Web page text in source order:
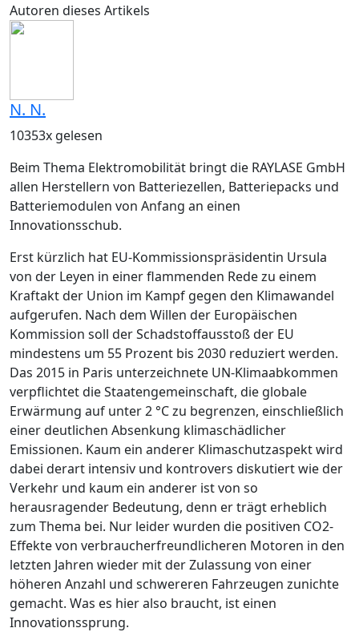
Autoren dieses Artikels
N. N.
10353x gelesen
Beim Thema Elektromobilität bringt die RAYLASE GmbH
allen Herstellern von Batteriezellen, Batteriepacks und
Batteriemodulen von Anfang an einen
Innovationsschub.
Erst kürzlich hat EU-Kommissionspräsidentin Ursula
von der Leyen in einer flammenden Rede zu einem
Kraftakt der Union im Kampf gegen den Klimawandel
aufgerufen. Nach dem Willen der Europäischen
Kommission soll der Schadstoffausstoß der EU
mindestens um 55 Prozent bis 2030 reduziert werden.
Das 2015 in Paris unterzeichnete UN-Klimaabkommen
verpflichtet die Staatengemeinschaft, die globale
Erwärmung auf unter 2 °C zu begrenzen, einschließlich
einer deutlichen Absenkung klimaschädlicher
Emissionen. Kaum ein anderer Klimaschutzaspekt wird
dabei derart intensiv und kontrovers diskutiert wie der
Verkehr und kaum ein anderer ist von so
herausragender Bedeutung, denn er trägt erheblich
zum Thema bei. Nur leider wurden die positiven CO2-
Effekte von verbraucherfreundlicheren Motoren in den
letzten Jahren wieder mit der Zulassung von einer
höheren Anzahl und schwereren Fahrzeugen zunichte
gemacht. Was es hier also braucht, ist einen
Innovationssprung.